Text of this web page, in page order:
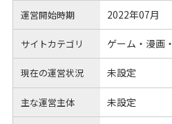
運営開始時期 2022年07月
サイトカテゴリ ゲーム・漫画
現在の運営状況 未設定
主な運営主体 未設定